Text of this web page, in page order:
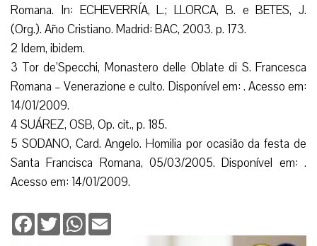
Romana. In: ECHEVERRÍA, L.; LLORCA, B. e BETES, J.
(Org.). Año Cristiano. Madrid: BAC, 2003. p. 173.
2 Idem, ibidem.
3 Tor de’Specchi, Monastero delle Oblate di S. Francesca
Romana – Venerazione e culto. Disponível em: . Acesso em:
14/01/2009.
4 SUÁREZ, OSB, Op. cit., p. 185.
5 SODANO, Card. Angelo. Homilia por ocasião da festa de
Santa Francisca Romana, 05/03/2005. Disponível em: .
Acesso em: 14/01/2009.
Facebook
TwitterWhatsApp